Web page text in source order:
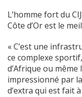
L’homme fort du
Côte d’Or est le
« C’est une
ce complexe
d’Afrique ou même
impressionné par
d’extra qui est fait